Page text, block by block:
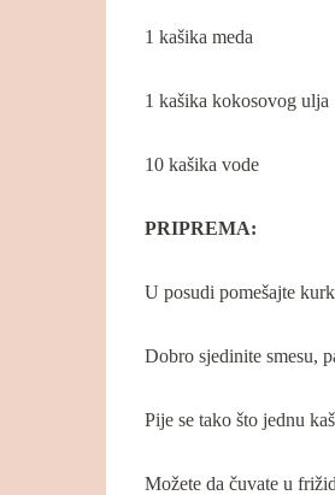
1 kašika meda
1 kašika kokosovog ulja
10 kašika vode
PRIPREMA:
U posudi pomešajte
Dobro sjedinite smesu,
Pije se tako što jednu
Možete da čuvate u